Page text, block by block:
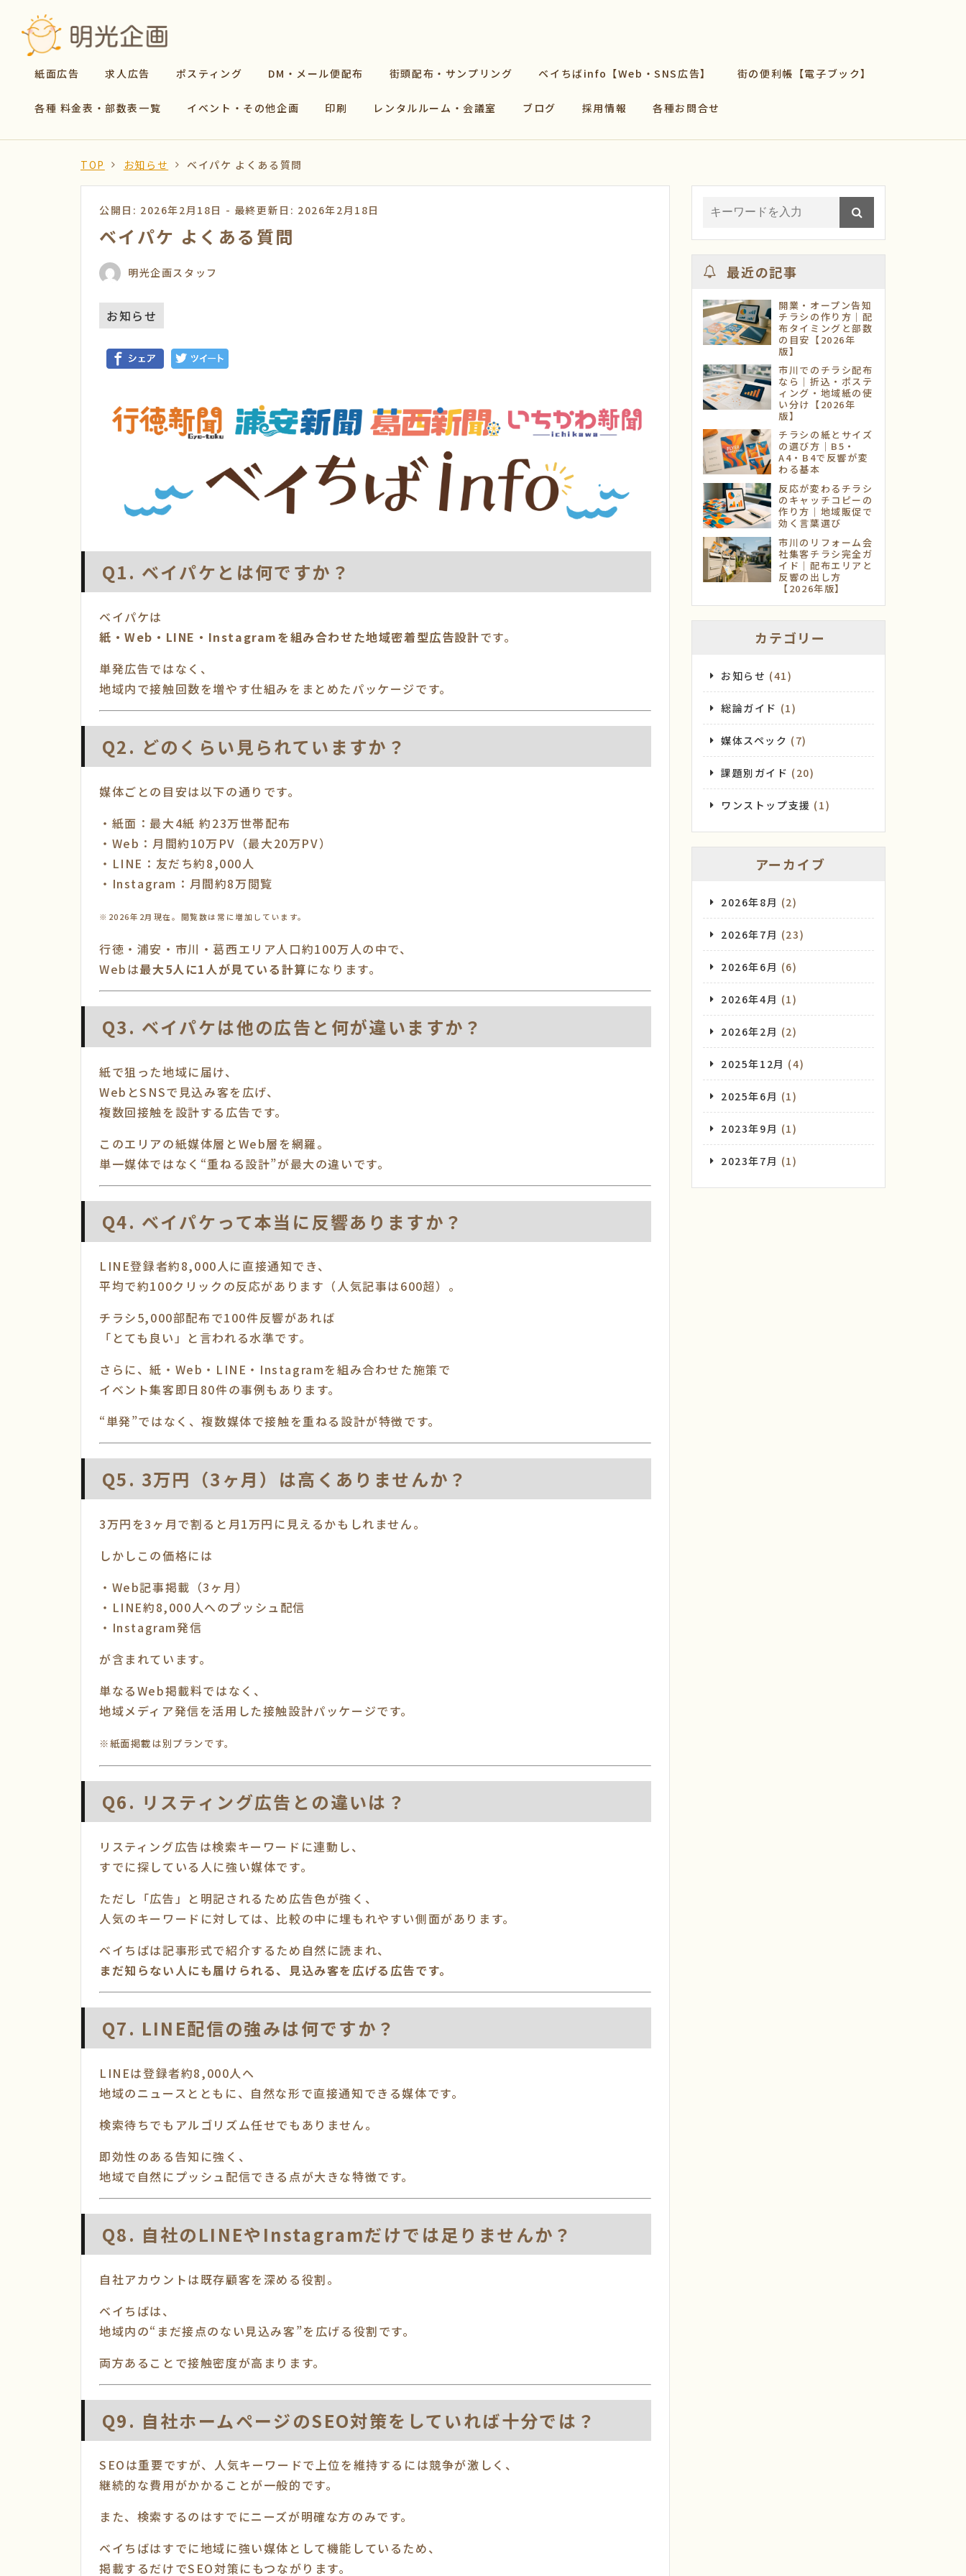
紙面広告 求人広告 ポスティング DM・メール便配布 街頭配布・サンプリング ベイちばinfo【Web・SNS広告】 街の便利帳【電子ブック】
各種 料金表・部数表一覧 イベント・その他企画 印刷 レンタルルーム・会議室 ブログ 採用情報 各種お問合せ
TOP お知らせ ベイパケ よくある質問
公開日: 2026年2月18日 - 最終更新日: 2026年2月18日
ベイパケ よくある質問
明光企画スタッフ
お知らせ
Q1. ベイパケとは何ですか？
ベイパケは
紙・Web・LINE・Instagramを組み合わせた地域密着型広告設計です。
単発広告ではなく、
地域内で接触回数を増やす仕組みをまとめたパッケージです。
Q2. どのくらい見られていますか？
媒体ごとの目安は以下の通りです。
・紙面：最大4紙 約23万世帯配布
・Web：月間約10万PV（最大20万PV）
・LINE：友だち約8,000人
・Instagram：月間約8万閲覧
※2026年2月現在。閲覧数は常に増加しています。
行徳・浦安・市川・葛西エリア人口約100万人の中で、
Webは最大5人に1人が見ている計算になります。
Q3. ベイパケは他の広告と何が違いますか？
紙で狙った地域に届け、
WebとSNSで見込み客を広げ、
複数回接触を設計する広告です。
このエリアの紙媒体層とWeb層を網羅。
単一媒体ではなく“重ねる設計”が最大の違いです。
Q4. ベイパケって本当に反響ありますか？
LINE登録者約8,000人に直接通知でき、
平均で約100クリックの反応があります（人気記事は600超）。
チラシ5,000部配布で100件反響があれば
「とても良い」と言われる水準です。
さらに、紙・Web・LINE・Instagramを組み合わせた施策で
イベント集客即日80件の事例もあります。
“単発”ではなく、複数媒体で接触を重ねる設計が特徴です。
Q5. 3万円（3ヶ月）は高くありませんか？
3万円を3ヶ月で割ると月1万円に見えるかもしれません。
しかしこの価格には
・Web記事掲載（3ヶ月）
・LINE約8,000人へのプッシュ配信
・Instagram発信
が含まれています。
単なるWeb掲載料ではなく、
地域メディア発信を活用した接触設計パッケージです。
※紙面掲載は別プランです。
Q6. リスティング広告との違いは？
リスティング広告は検索キーワードに連動し、
すでに探している人に強い媒体です。
ただし「広告」と明記されるため広告色が強く、
人気のキーワードに対しては、比較の中に埋もれやすい側面があります。
ベイちばは記事形式で紹介するため自然に読まれ、
まだ知らない人にも届けられる、見込み客を広げる広告です。
Q7. LINE配信の強みは何ですか？
LINEは登録者約8,000人へ
地域のニュースとともに、自然な形で直接通知できる媒体です。
検索待ちでもアルゴリズム任せでもありません。
即効性のある告知に強く、
地域で自然にプッシュ配信できる点が大きな特徴です。
Q8. 自社のLINEやInstagramだけでは足りませんか？
自社アカウントは既存顧客を深める役割。
ベイちばは、
地域内の“まだ接点のない見込み客”を広げる役割です。
両方あることで接触密度が高まります。
Q9. 自社ホームページのSEO対策をしていれば十分では？
SEOは重要ですが、人気キーワードで上位を維持するには競争が激しく、
継続的な費用がかかることが一般的です。
また、検索するのはすでにニーズが明確な方のみです。
ベイちばはすでに地域に強い媒体として機能しているため、
掲載するだけでSEO対策にもつながります。
最近の記事
開業・オープン告知
チラシの作り方｜配
布タイミングと部数
の目安【2026年
版】
市川でのチラシ配布
なら｜折込・ポステ
ィング・地域紙の使
い分け【2026年
版】
チラシの紙とサイズ
の選び方｜B5・
A4・B4で反響が変
わる基本
反応が変わるチラシ
のキャッチコピーの
作り方｜地域販促で
効く言葉選び
市川のリフォーム会
社集客チラシ完全ガ
イド｜配布エリアと
反響の出し方
【2026年版】
カテゴリー
お知らせ (41)
総論ガイド (1)
媒体スペック (7)
課題別ガイド (20)
ワンストップ支援 (1)
アーカイブ
2026年8月 (2)
2026年7月 (23)
2026年6月 (6)
2026年4月 (1)
2026年2月 (2)
2025年12月 (4)
2025年6月 (1)
2023年9月 (1)
2023年7月 (1)